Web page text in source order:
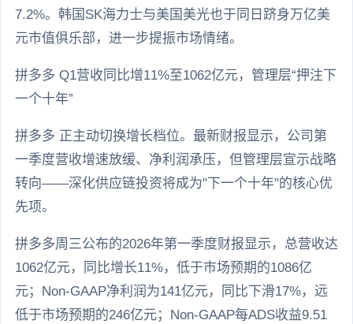
7.2%。韩国SK海力士与美国美光也于同日跻身万亿美
元市值俱乐部，进一步提振市场情绪。
拼多多 Q1营收同比增11%至1062亿元，管理层“押注下
一个十年”
拼多多 正主动切换增长档位。最新财报显示，公司第
一季度营收增速放缓、净利润承压，但管理层宣示战略
转向——深化供应链投资将成为"下一个十年"的核心优
先项。
拼多多周三公布的2026年第一季度财报显示，总营收达
1062亿元，同比增长11%，低于市场预期的1086亿
元；Non-GAAP净利润为141亿元，同比下滑17%，远
低于市场预期的246亿元；Non-GAAP每ADS收益9.51